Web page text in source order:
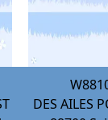
DES AILES